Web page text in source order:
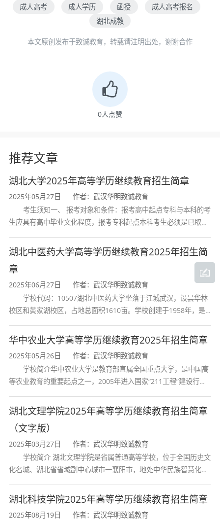
成人高考 成人学历 函授
成人高考报名
湖北成教
本文原创发布于致诚教育，转载请注明出处，谢谢合作
0人点赞
推荐文章
湖北大学2025年高等学历继续教育招生简章
2025年05月27日
作者：武汉华明致诚教育
考生须知一、 报考对象和条件：报考高中起点专科与本科的考
生应具有高中毕业文化程度，报考专科起点本科考生必须是已取得
构颁发的大学专科毕业证书的人
湖北中医药大学高等学历继续教育2025年招生简
章
2025年06月27日
作者：武汉华明致诚教育
学校代码：10507湖北中医药大学坐落于江城武汉，设昙华林
校区和黄家湖校区，占地总面积1610亩。学校创建于1958年，是
育和最早开办中医研究
华中农业大学高等学历继续教育2025年招生简章
2025年05月26日
作者：武汉华明致诚教育
学校简介华中农业大学是教育部直属全国重点大学，是中国高
等农业教育的重要起点之一，2005年进入国家“211工程”建设行
首轮“双一流”成效
湖北文理学院2025年高等学历继续教育招生简章
（文字版）
2025年03月27日
作者：武汉华明致诚教育
学校简介 湖北文理学院是省属普通高等学校，位于全国历史文
化名城、湖北省省域副中心城市一襄阳市，地处中华民族智慧化身
学校、全国普通
湖北科技学院2025年高等学历继续教育招生简章
2025年08月19日 作者：武汉华明致诚教育